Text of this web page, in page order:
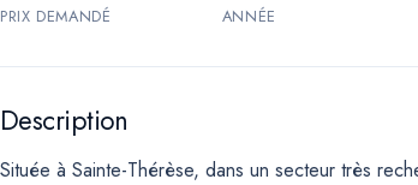
PRIX DEMANDÉ
ANNÉE
Description
Située à Sainte-Thérèse, dans un secteur très